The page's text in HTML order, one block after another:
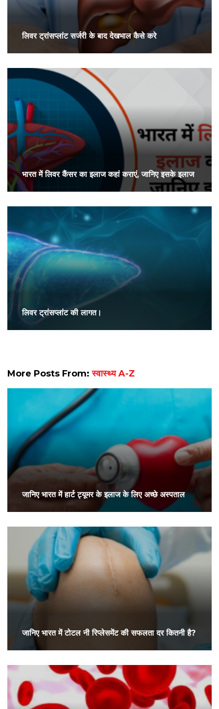
लिवर ट्रांसप्लांट सर्जरी के बाद देखभाल कैसे करे
भारत में लिवर कैंसर का इलाज कहां कराएं, जानिए इसके इलाज
लिवर ट्रांसप्लांट की लागत।
More Posts From:स्वास्थ्य A-Z
जानिए भारत में हार्ट ट्यूमर के इलाज के लिए अच्छे अस्पताल
जानिए भारत में टोटल नी रिप्लेसमेंट की सफलता दर कितनी है?